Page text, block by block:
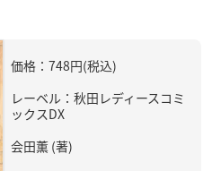
価格：748円(税込)
レーベル：秋田レディースコミ
ックスDX
会田薫 (著)